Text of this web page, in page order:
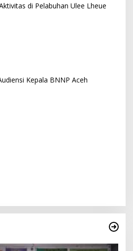
di Pelabuhan Ulee Lheue
Kepala BNNP Aceh